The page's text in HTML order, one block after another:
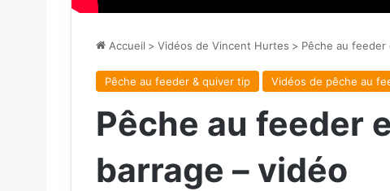
Accueil > Vidéos de Vincent Hurtes > Pêche au feeder
Pêche au feeder & quiver tip Vidéos de pêche au
Pêche au feeder
barrage – vidéo